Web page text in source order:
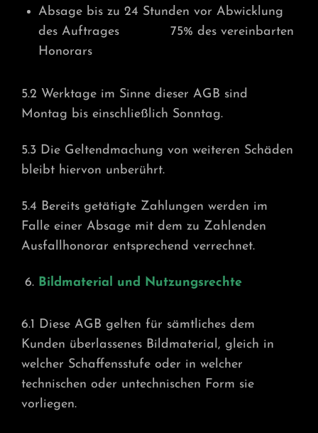
Absage bis zu 24 Stunden vor Abwicklung
des Auftrages 75% des vereinbarten
Honorars
5.2 Werktage im Sinne dieser AGB sind
Montag bis einschließlich Sonntag.
5.3 Die Geltendmachung von weiteren Schäden
bleibt hiervon unberührt.
5.4 Bereits getätigte Zahlungen werden im
Falle einer Absage mit dem zu Zahlenden
Ausfallhonorar entsprechend verrechnet.
Bildmaterial und Nutzungsrechte
6.1 Diese AGB gelten für sämtliches dem
Kunden überlassenes Bildmaterial, gleich in
welcher Schaffensstufe oder in welcher
technischen oder untechnischen Form sie
vorliegen.